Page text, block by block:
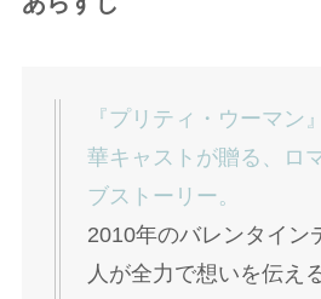
『プリティ・ウーマン
華キャストが贈る、ロ
ブストーリー。
2010年のバレンタイン
人が全力で想いを伝え